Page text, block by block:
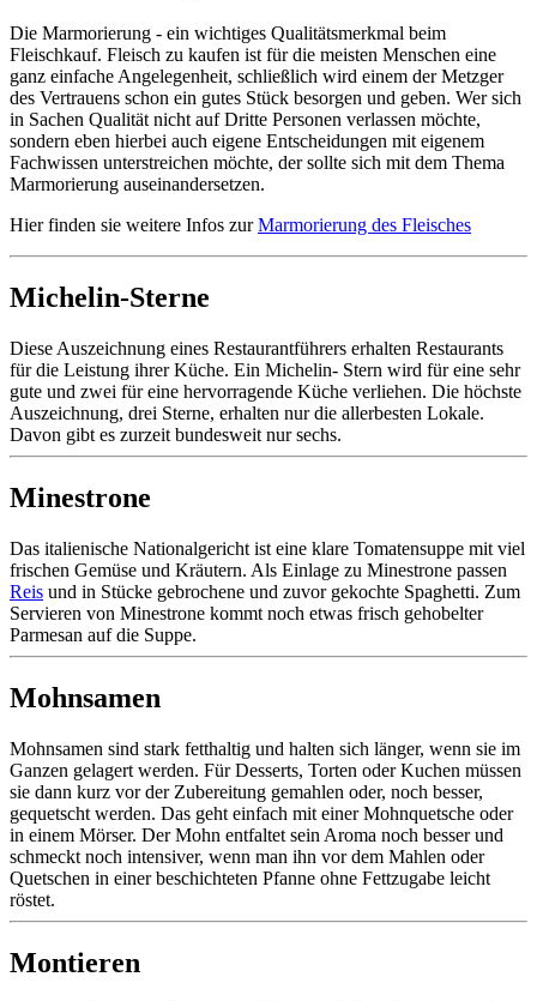
Die Marmorierung - ein wichtiges Qualitätsmerkmal beim
Fleischkauf. Fleisch zu kaufen ist für die meisten Menschen eine
ganz einfache Angelegenheit, schließlich wird einem der Metzger
des Vertrauens schon ein gutes Stück besorgen und geben. Wer sich
in Sachen Qualität nicht auf Dritte Personen verlassen möchte,
sondern eben hierbei auch eigene Entscheidungen mit eigenem
Fachwissen unterstreichen möchte, der sollte sich mit dem Thema
Marmorierung auseinandersetzen.
Hier finden sie weitere Infos zurMarmorierung des Fleisches
Michelin-Sterne
Diese Auszeichnung eines Restaurantführers erhalten Restaurants
für die Leistung ihrer Küche. Ein Michelin- Stern wird für eine sehr
gute und zwei für eine hervorragende Küche verliehen. Die höchste
Auszeichnung, drei Sterne, erhalten nur die allerbesten Lokale.
Davon gibt es zurzeit bundesweit nur sechs.
Minestrone
Das italienische Nationalgericht ist eine klare Tomatensuppe mit viel
frischen Gemüse und Kräutern. Als Einlage zu Minestrone passen
Reis und in Stücke gebrochene und zuvor gekochte Spaghetti. Zum
Servieren von Minestrone kommt noch etwas frisch gehobelter
Parmesan auf die Suppe.
Mohnsamen
Mohnsamen sind stark fetthaltig und halten sich länger, wenn sie im
Ganzen gelagert werden. Für Desserts, Torten oder Kuchen müssen
sie dann kurz vor der Zubereitung gemahlen oder, noch besser,
gequetscht werden. Das geht einfach mit einer Mohnquetsche oder
in einem Mörser. Der Mohn entfaltet sein Aroma noch besser und
schmeckt noch intensiver, wenn man ihn vor dem Mahlen oder
Quetschen in einer beschichteten Pfanne ohne Fettzugabe leicht
röstet.
Montieren